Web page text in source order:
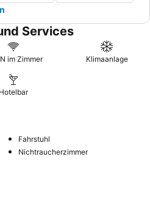
Services
im Zimmer Klimaanlage
Hotelbar
Fahrstuhl
Nichtraucherzimmer